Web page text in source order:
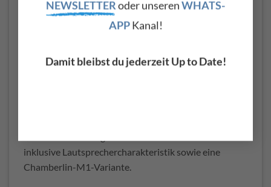
NEWSLETTERoder unserenWHATS-
APPKanal!
Damit bleibst du jederzeit Up to Date!
Im Audio-Settings-Menü lassen sich unterschiedliche
Klangcharaktere wählen. Der Quick Guide nennt
M1. Diese Einstellungen beeinflussen den
inklusive Lautsprechercharakteristik sowie eine
Chamberlin-M1-Variante.